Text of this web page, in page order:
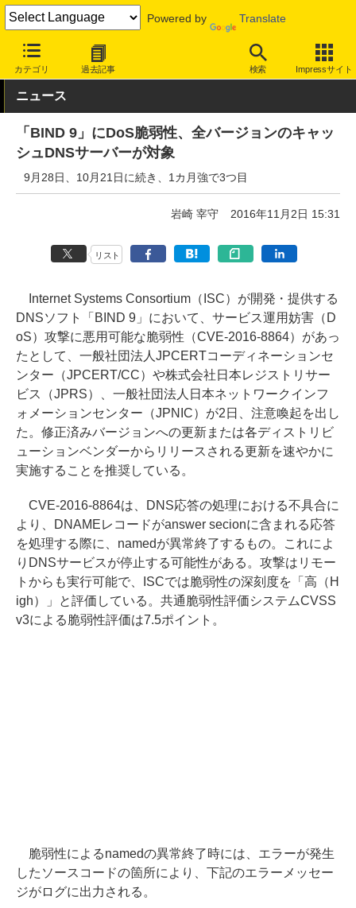
Powered by Translate
カテゴリ 過去記事 検索 Impressサイト
INTERNET Watch トピック 脆弱性/修正パッチ
ニュース
「BIND 9」にDoS脆弱性、全バージョンのキャッ
シュDNSサーバーが対象
9月28日、10月21日に続き、1カ月強で3つ目
岩崎 宰守 2016年11月2日 15:31
リスト
Internet Systems Consortium（ISC）が開発・提供する
DNSソフト「BIND 9」において、サービス運用妨害（D
oS）攻撃に悪用可能な脆弱性（CVE-2016-8864）があっ
たとして、一般社団法人JPCERTコーディネーションセ
ンター（JPCERT/CC）や株式会社日本レジストリサー
ビス（JPRS）、一般社団法人日本ネットワークインフ
ォメーションセンター（JPNIC）が2日、注意喚起を出し
た。修正済みバージョンへの更新または各ディストリビ
ューションベンダーからリリースされる更新を速やかに
実施することを推奨している。
CVE-2016-8864は、DNS応答の処理における不具合に
より、DNAMEレコードがanswer secionに含まれる応答
を処理する際に、namedが異常終了するもの。これによ
りDNSサービスが停止する可能性がある。攻撃はリモー
トからも実行可能で、ISCでは脆弱性の深刻度を「高（H
igh）」と評価している。共通脆弱性評価システムCVSS
v3による脆弱性評価は7.5ポイント。
脆弱性によるnamedの異常終了時には、エラーが発生
したソースコードの箇所により、下記のエラーメッセー
ジがログに出力される。